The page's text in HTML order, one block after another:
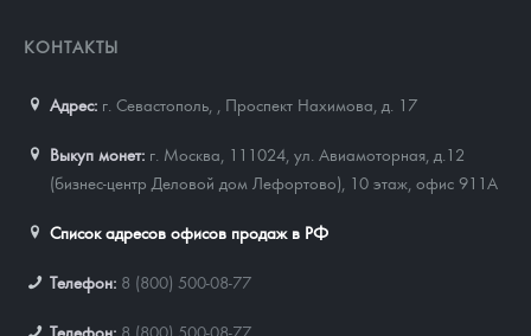
КОНТАКТЫ
Адрес: г. Севастополь, Проспект Нахимова, д. 17
Выкуп монет: г. Москва, 111024, ул. Авиамоторная, д.12
(бизнес-центр Деловой дом Лефортово), 10 этаж, офис 911А
Список адресов офисов продаж в РФ
Телефон: 8 (800) 500-08-77